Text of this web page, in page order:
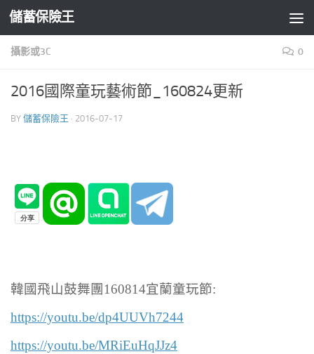
Skip to content
儲蓄保險王
攝影或3C 0
2016國際童玩藝術節_160824更新
BY 儲蓄保險王 · 2016-07-17
韓國飛山鼓舞團160814宜蘭童玩節:
https://youtu.be/dp4UUVh7244
https://youtu.be/MRiEuHqJJz4